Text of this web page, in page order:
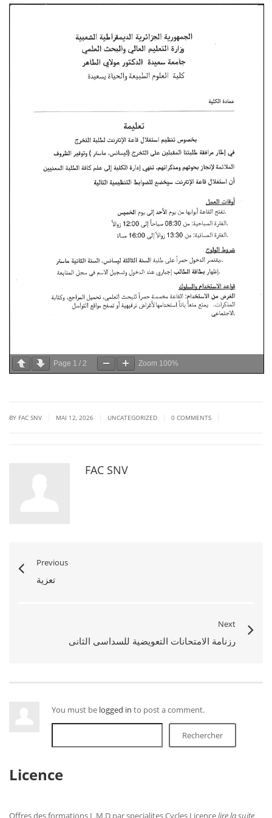
Page 1 / 2 Zoom 100%
BY FAC SNV MAI 12, 2026 UNCATEGORIZED 0 COMMENTS
FAC SNV
Previous
تعزية
Next
رزنامة الامتحانات التعويضية للسداسي الثاني
You must be logged in to post a comment.
Rechercher
Licence
Offres des formations L.M.D par specialites Cycles Licencelire la suite